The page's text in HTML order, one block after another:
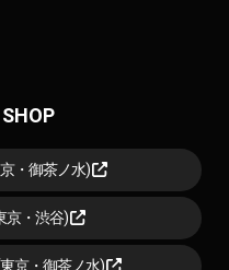
・御茶ノ水)
京・渋谷)
京・御茶ノ水)